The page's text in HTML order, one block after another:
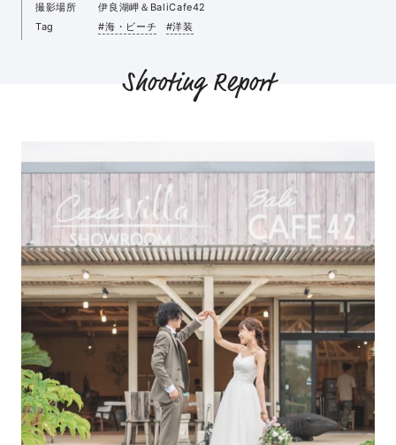
撮影場所
伊良湖岬＆BaliCafe42
Tag
#海・ビーチ #洋装
Shooting Report